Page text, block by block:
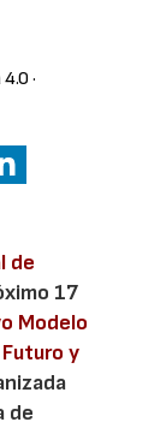
·
de
17
Modelo
y
de